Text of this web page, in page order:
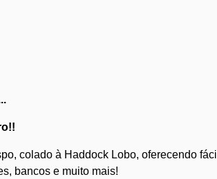
colado à Haddock Lobo, oferecendo fácil
bancos e muito mais!